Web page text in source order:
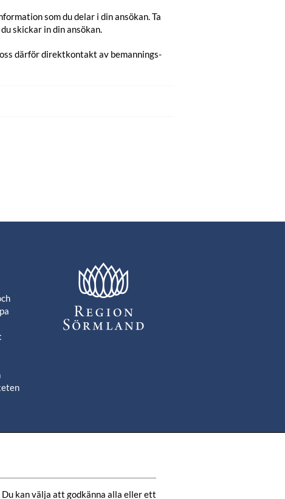
som du delar i din ansökan. Ta
skickar in din ansökan.
därför direktkontakt av bemannings-
kan välja att godkänna alla eller ett